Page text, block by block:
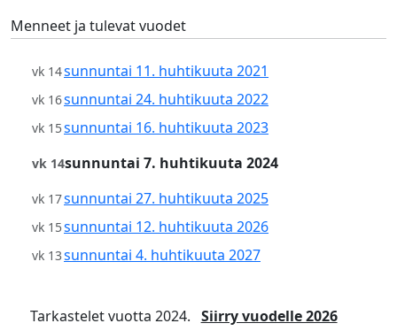
Menneet ja tulevat vuodet
vk 14sunnuntai 11. huhtikuuta 2021
vk 16sunnuntai 24. huhtikuuta 2022
vk 15sunnuntai 16. huhtikuuta 2023
vk 14sunnuntai 7. huhtikuuta 2024
vk 17sunnuntai 27. huhtikuuta 2025
vk 15sunnuntai 12. huhtikuuta 2026
vk 13sunnuntai 4. huhtikuuta 2027
Tarkastelet vuotta 2024. Siirry vuodelle 2026